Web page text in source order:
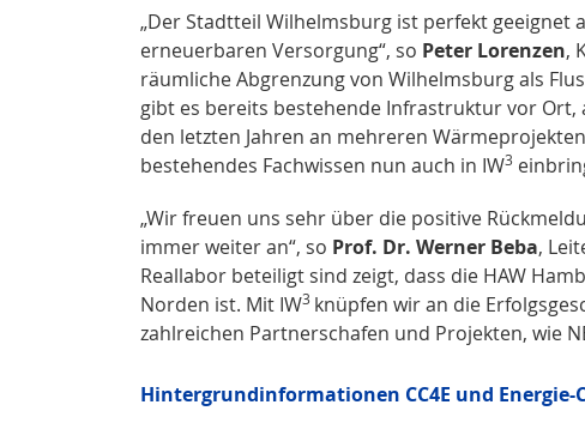
„Der Stadtteil Wilhelmsburg ist perfekt geeignet
erneuerbaren Versorgung“, so Peter Lorenzen,
räumliche Abgrenzung von Wilhelmsburg als
gibt es bereits bestehende Infrastruktur vor Ort,
den letzten Jahren an mehreren
bestehendes Fachwissen nun auch in IW3
„Wir freuen uns sehr über die positive
immer weiter an“, so Prof. Dr. Werner Beba,
Reallabor beteiligt sind zeigt, dass die HAW
Norden ist. Mit IW3 knüpfen wir an die
zahlreichen Partnerschafen und Projekten, wie
Hintergrundinformationen CC4E und Energie-